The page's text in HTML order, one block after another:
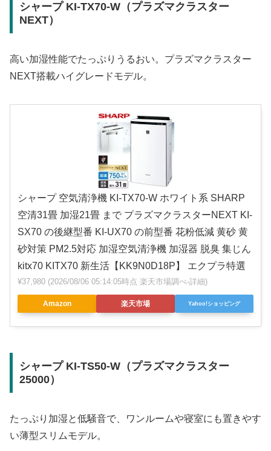
シャープ KI-TX70-W（プラズマクラスター
NEXT）
高い加湿性能でたっぷりうるおい。プラズマクラスター
NEXT搭載ハイグレードモデル。
シャープ 空気清浄機 KI-TX70-W ホワイト系 SHARP
空清31畳 加湿21畳 まで プラズマクラスターNEXT KI-
SX70 の後継型番 KI-UX70 の前型番 花粉低減 黄砂 黄
砂対策 PM2.5対応 加湿空気清浄機 加湿器 脱臭 集じん
kitx70 KITX70 新生活【KK9N0D18P】 エクプラ特選
¥37,980 (2026/08/06 05:14:05時点 楽天市場調べ-詳細)
Amazon 楽天市場 Yahoo!ショッピング
シャープ KI-TS50-W（プラズマクラスター
25000）
たっぷり加湿と低騒音で、ワンルームや寝室にも置きやす
い薄型スリムモデル。